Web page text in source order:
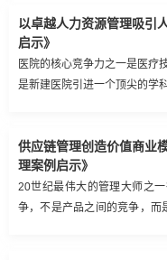
以卓越人力资源管理吸引
启示》
医院的核心竞争力之一是医疗
是新建医院引进一个顶尖的学
供应链管理创造价值商
理案例启示》
20世纪最伟大的管理大师之
争，不是产品之间的竞争，而